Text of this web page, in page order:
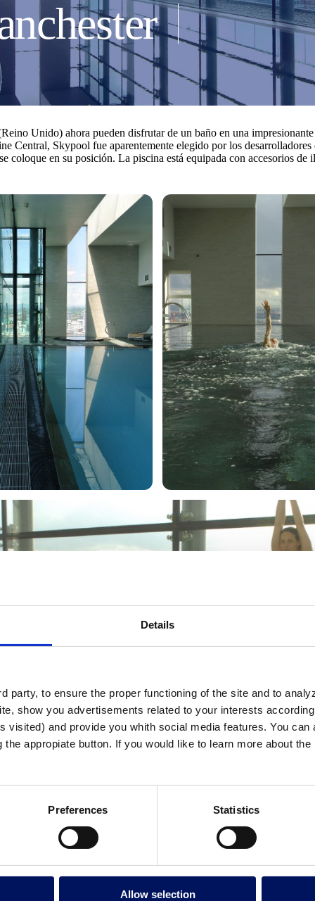
Details
party, to ensure the proper functioning of the site and to
show you advertisements related to your interests
visited) and provide you whith social media features. You
appropiate button. If you would like to learn more about
Preferences Statistics
Allow selection
Unido) ahora pueden disfrutar de un baño en una
Central, Skypool fue aparentemente elegido por los
coloque en su posición. La piscina está equipada con accesorios